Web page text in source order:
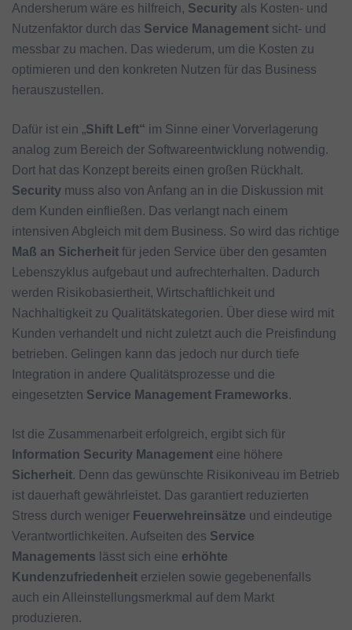
Andersherum wäre es hilfreich, Security als Kosten- und
Nutzenfaktor durch das Service Management sicht- und
messbar zu machen. Das wiederum, um die Kosten zu
optimieren und den konkreten Nutzen für das Business
herauszustellen.
Dafür ist ein „Shift Left“ im Sinne einer Vorverlagerung
analog zum Bereich der Softwareentwicklung notwendig.
Dort hat das Konzept bereits einen großen Rückhalt.
Security muss also von Anfang an in die Diskussion mit
dem Kunden einfließen. Das verlangt nach einem
intensiven Abgleich mit dem Business. So wird das richtige
Maß an Sicherheit für jeden Service über den gesamten
Lebenszyklus aufgebaut und aufrechterhalten. Dadurch
werden Risikobasiertheit, Wirtschaftlichkeit und
Nachhaltigkeit zu Qualitätskategorien. Über diese wird mit
Kunden verhandelt und nicht zuletzt auch die Preisfindung
betrieben. Gelingen kann das jedoch nur durch tiefe
Integration in andere Qualitätsprozesse und die
eingesetzten Service Management Frameworks.
Ist die Zusammenarbeit erfolgreich, ergibt sich für
Information Security Management eine höhere
Sicherheit. Denn das gewünschte Risikoniveau im Betrieb
ist dauerhaft gewährleistet. Das garantiert reduzierten
Stress durch weniger Feuerwehreinsätze und eindeutige
Verantwortlichkeiten. Aufseiten des Service
Managements lässt sich eine erhöhte
Kundenzufriedenheit erzielen sowie gegebenenfalls
auch ein Alleinstellungsmerkmal auf dem Markt
produzieren.